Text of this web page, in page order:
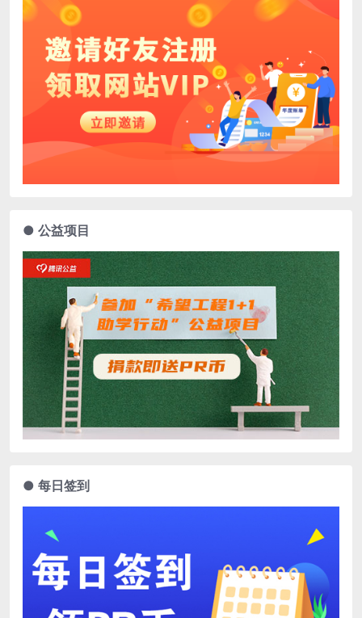
● 公益项目
● 每日签到